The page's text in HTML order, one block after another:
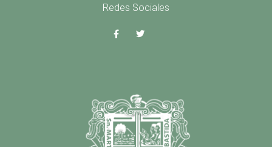
Redes Sociales